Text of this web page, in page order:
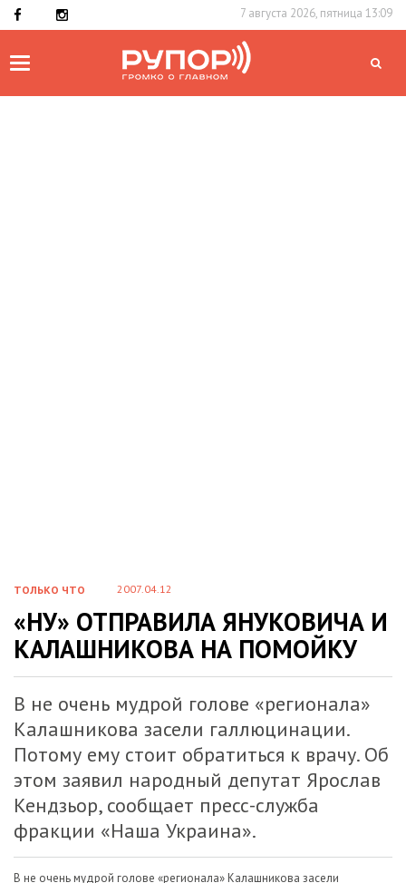
7 августа 2026, пятница 13:09
Toggle
ТОЛЬКО ЧТО 2007.04.12
«НУ» ОТПРАВИЛА ЯНУКОВИЧА И
КАЛАШНИКОВА НА ПОМОЙКУ
В не очень мудрой голове «регионала»
Калашникова засели галлюцинации.
Потому ему стоит обратиться к врачу. Об
этом заявил народный депутат Ярослав
Кендзьор, сообщает пресс-служба
фракции «Наша Украина».
В не очень мудрой голове «регионала» Калашникова засели